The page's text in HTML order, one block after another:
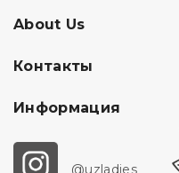
About Us
Контакты
Информация
@uzladies